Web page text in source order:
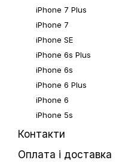
iPhone 7 Plus
iPhone 7
iPhone SE
iPhone 6s Plus
iPhone 6s
iPhone 6 Plus
iPhone 6
iPhone 5s
Контакти
Оплата і доставка